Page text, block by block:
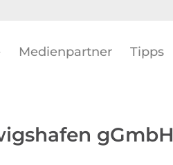
Medienpartner Tipps
gGmbH